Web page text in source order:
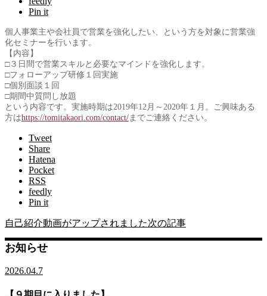
Pin it
個人事業主や会社員で営業を強化したい、という方を対象に営業強
化セミナーを行います。
【内容】
□３日間で営業スキルと必要なマインドを強化します。
□フォローアップ研修１回実施
□個別面談１回
□期間中質問し放題
という内容です。実施時期は2019年12月～2020年１月。ご興味ある
方はhttps://tomitakaori.com/contact/ までご連絡ください。
Tweet
Share
Hatena
Pocket
RSS
feedly
Pin it
自己紹介動画がアップされました次の記事
お知らせ
2026.04.7